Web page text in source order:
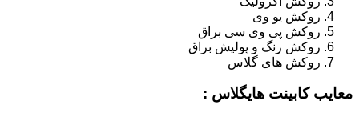
روکش یو وی
روکش پی وی سی براق
روکش رنگ و پولیش براق
روکش های گلاس
معایب کابینت هایگلاس :